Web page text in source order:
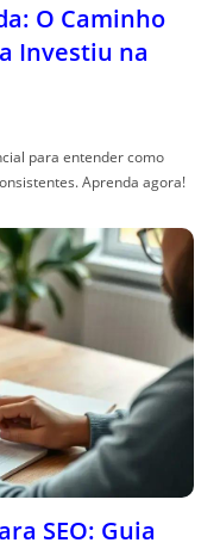
O Caminho
Investiu na
para entender como
Aprenda agora!
SEO: Guia